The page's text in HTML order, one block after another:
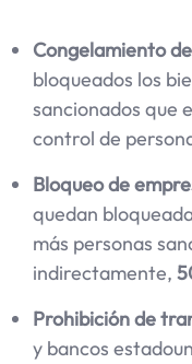
Congelamiento
bloqueados los
sancionados que
control de
Bloqueo de
quedan
más personas
indirectamente,
Prohibición de
y bancos